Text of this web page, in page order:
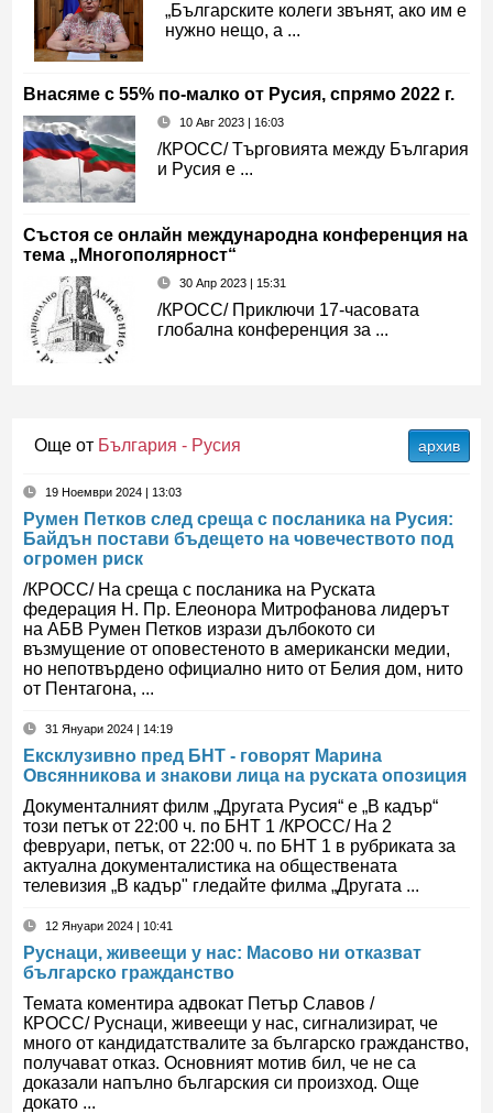
„Българските колеги звънят, ако им е
нужно нещо, а ...
Внасяме с 55% по-малко от Русия, спрямо 2022 г.
10 Авг 2023 | 16:03
/КРОСС/ Търговията между България
и Русия е ...
Състоя се онлайн международна конференция на
тема „Многополярност“
30 Апр 2023 | 15:31
/КРОСС/ Приключи 17-часовата
глобална конференция за ...
Още от България - Русия архив
19 Ноември 2024 | 13:03
Румен Петков след среща с посланика на Русия:
Байдън постави бъдещето на човечеството под
огромен риск
/КРОСС/ На среща с посланика на Руската
федерация Н. Пр. Елеонора Митрофанова лидерът
на АБВ Румен Петков изрази дълбокото си
възмущение от оповестеното в американски медии,
но непотвърдено официално нито от Белия дом, нито
от Пентагона, ...
31 Януари 2024 | 14:19
Ексклузивно пред БНТ - говорят Марина
Овсянникова и знакови лица на руската опозиция
Документалният филм „Другата Русия“ е „В кадър“
този петък от 22:00 ч. по БНТ 1 /КРОСС/ На 2
февруари, петък, от 22:00 ч. по БНТ 1 в рубриката за
актуална документалистика на обществената
телевизия „В кадър" гледайте филма „Другата ...
12 Януари 2024 | 10:41
Руснаци, живеещи у нас: Масово ни отказват
българско гражданство
Темата коментира адвокат Петър Славов /
КРОСС/ Руснаци, живеещи у нас, сигнализират, че
много от кандидатствалите за българско гражданство,
получават отказ. Основният мотив бил, че не са
доказали напълно българския си произход. Още
докато ...